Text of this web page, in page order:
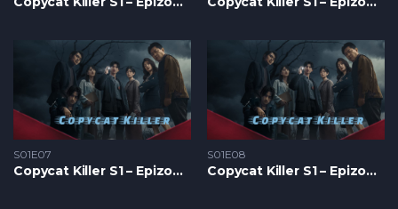
S01E07
Copycat Killer S1 – Epizoda 07
S01E08
Copycat Killer S1 – Epizoda 08